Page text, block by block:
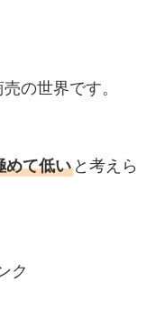
の世界です。
めて低いと考えら
ク